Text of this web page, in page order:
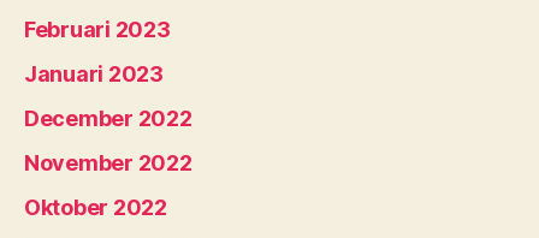
Februari 2023
Januari 2023
December 2022
November 2022
Oktober 2022